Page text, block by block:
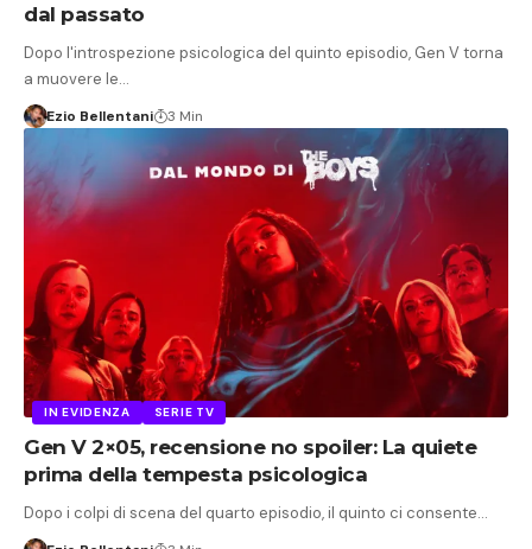
dal passato
Dopo l'introspezione psicologica del quinto episodio, Gen V torna
a muovere le…
Ezio Bellentani 3 Min
IN EVIDENZA SERIE TV
Gen V 2×05, recensione no spoiler: La quiete
prima della tempesta psicologica
Dopo i colpi di scena del quarto episodio, il quinto ci consente…